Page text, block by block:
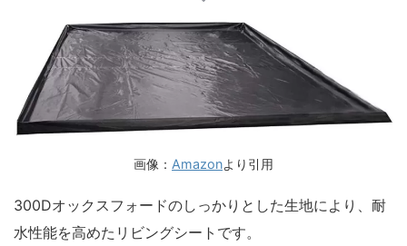
画像： Amazonより引用
300Dオックスフォードのしっかりとした生地により、耐
水性能を高めたリビングシートです。